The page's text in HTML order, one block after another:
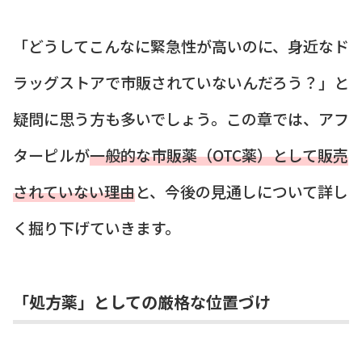
「どうしてこんなに緊急性が高いのに、身近なド
ラッグストアで市販されていないんだろう？」と
疑問に思う方も多いでしょう。この章では、アフ
ターピルが一般的な市販薬（OTC薬）として販売
されていない理由と、今後の見通しについて詳し
く掘り下げていきます。
「処方薬」としての厳格な位置づけ